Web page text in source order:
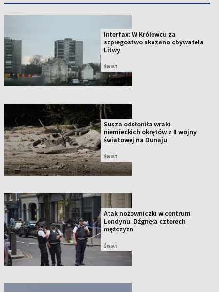
Interfax: W Królewcu za
szpiegostwo skazano obywatela
Litwy
ŚWIAT
Susza odsłoniła wraki
niemieckich okrętów z II wojny
światowej na Dunaju
ŚWIAT
Atak nożowniczki w centrum
Londynu. Dźgnęła czterech
mężczyzn
ŚWIAT